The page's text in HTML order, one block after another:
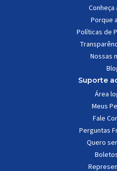
Conheça
Porque
Políticas de
Nossas
Suporte
Área
Meus
Fale
Perguntas
Quero